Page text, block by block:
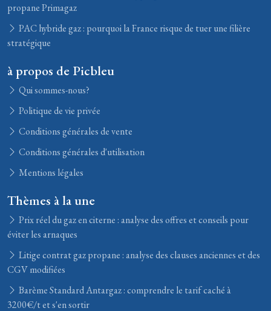
propane Primagaz
PAC hybride gaz : pourquoi la France risque de tuer une filière
stratégique
à propos de Picbleu
Qui sommes-nous?
Politique de vie privée
Conditions générales de vente
Conditions générales d'utilisation
Mentions légales
Thèmes à la une
Prix réel du gaz en citerne : analyse des offres et conseils pour
éviter les arnaques
Litige contrat gaz propane : analyse des clauses anciennes et des
CGV modifiées
Barème Standard Antargaz : comprendre le tarif caché à
3200€/t et s'en sortir